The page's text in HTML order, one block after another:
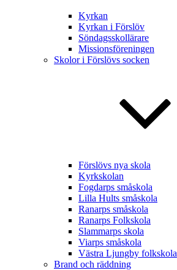
Kyrkan
Kyrkan i Förslöv
Söndagsskollärare
Missionsföreningen
Skolor i Förslövs socken
Förslövs nya skola
Kyrkskolan
Fogdarps småskola
Lilla Hults småskola
Ranarps småskola
Ranarps Folkskola
Slammarps skola
Viarps småskola
Västra Ljungby folkskola
Brand och räddning